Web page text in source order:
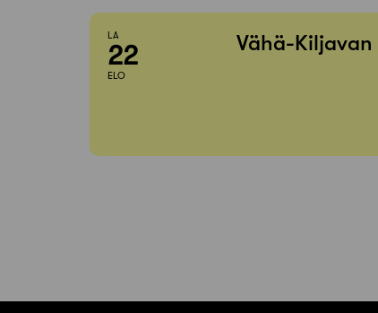
LA
22
ELO
Vähä-